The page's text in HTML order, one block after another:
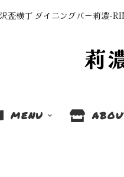
盃横丁 ダイニングバー莉濃-
MENU